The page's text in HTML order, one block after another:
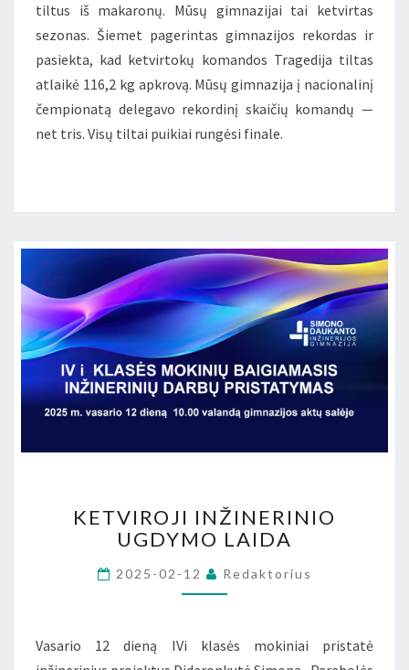
tiltus iš makaronų. Mūsų gimnazijai tai ketvirtas
sezonas. Šiemet pagerintas gimnazijos rekordas ir
pasiekta, kad ketvirtokų komandos Tragedija tiltas
atlaikė 116,2 kg apkrovą. Mūsų gimnazija į nacionalinį
čempionatą delegavo rekordinį skaičių komandų —
net tris. Visų tiltai puikiai rungėsi finale.
INŽINERINIO
UGDYMO
KETVIROJI INŽINERINIO
UGDYMO LAIDA
2025-02-12 Redaktorius
Vasario 12 dieną IVi klasės mokiniai pristatė